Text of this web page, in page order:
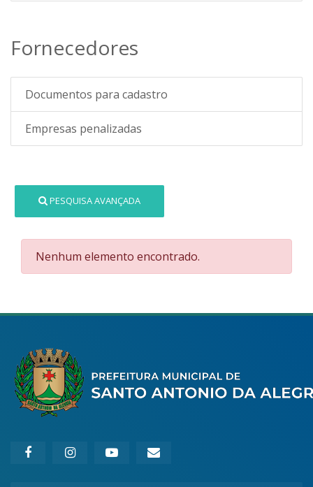
Fornecedores
Documentos para cadastro
Empresas penalizadas
PESQUISA AVANÇADA
Nenhum elemento encontrado.